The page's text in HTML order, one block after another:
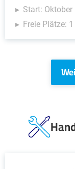
Start: Oktober
Freie Plätze: 1